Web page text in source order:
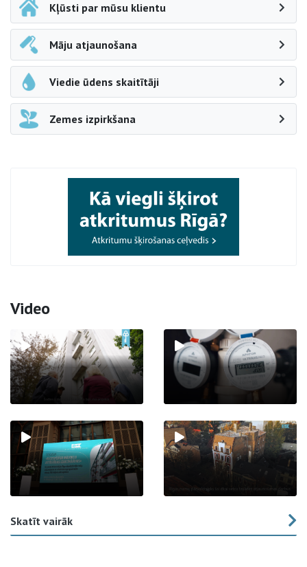
Kļūsti par mūsu klientu
Māju atjaunošana
Viedie ūdens skaitītāji
Zemes izpirkšana
Video
Skatīt vairāk